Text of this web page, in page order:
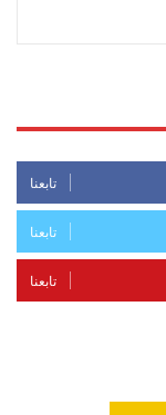
تابعنا
تابعنا
تابعنا